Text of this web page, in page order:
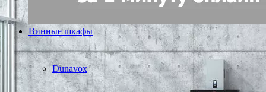
Винные шкафы
Dunavox